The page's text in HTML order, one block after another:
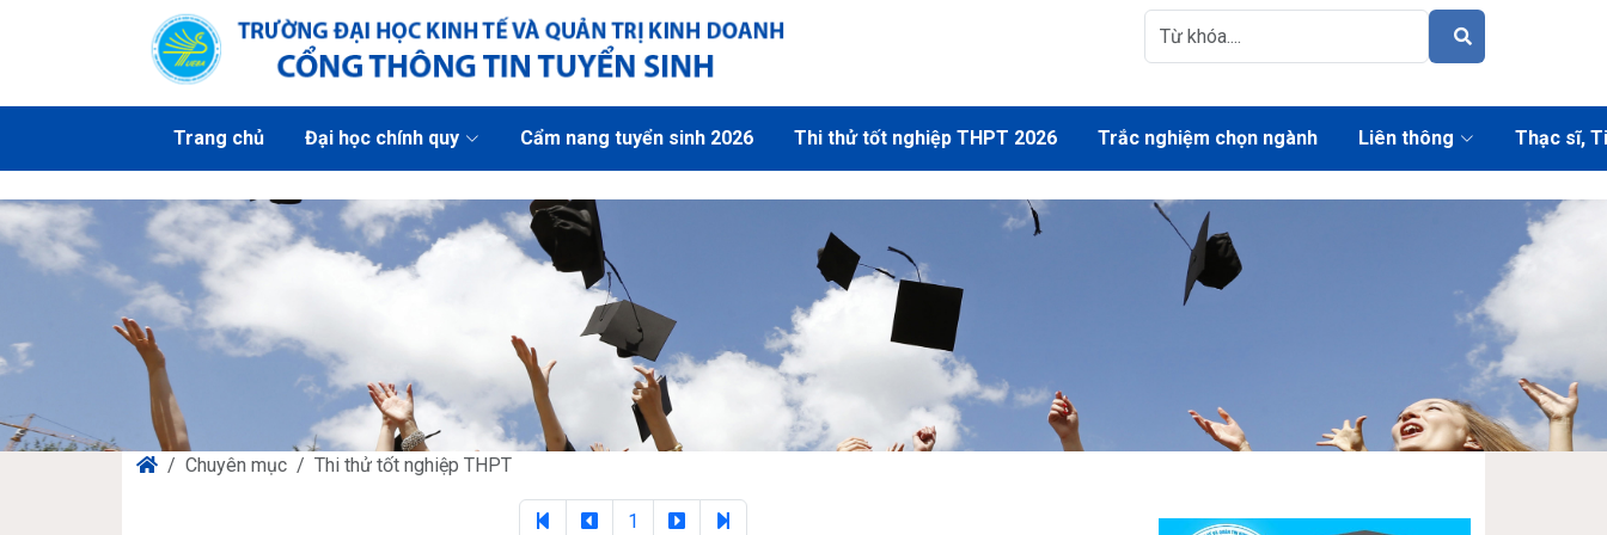
Trang chủ Đại học chính quy Cẩm nang tuyển sinh 2026 Thi thử tốt nghiệp THPT 2026 Trắc nghiệm chọn ngành Liên thông Thạc sĩ,
Chuyên mục Thi thử tốt nghiệp THPT
1